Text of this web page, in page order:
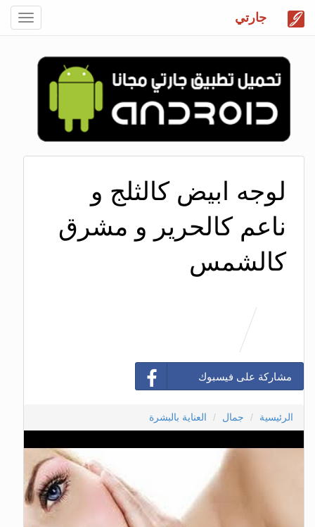
جارتي
لوجه ابيض كالثلج و
ناعم كالحرير و مشرق
كالشمس
مشاركة على فيسبوك
الرئيسية جمال العناية بالبشرة